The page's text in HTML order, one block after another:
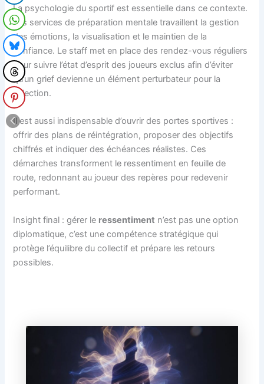
La psychologie du sportif est essentielle dans ce contexte.
Les services de préparation mentale travaillent la gestion
des émotions, la visualisation et le maintien de la
confiance. Le staff met en place des rendez-vous réguliers
pour suivre l’état d’esprit des joueurs exclus afin d’éviter
qu’un grief devienne un élément perturbateur pour la
sélection.
Il est aussi indispensable d’ouvrir des portes sportives :
offrir des plans de réintégration, proposer des objectifs
chiffrés et indiquer des échéances réalistes. Ces
démarches transforment le ressentiment en feuille de
route, redonnant au joueur des repères pour redevenir
performant.
Insight final : gérer le ressentiment n’est pas une option
diplomatique, c’est une compétence stratégique qui
protège l’équilibre du collectif et prépare les retours
possibles.